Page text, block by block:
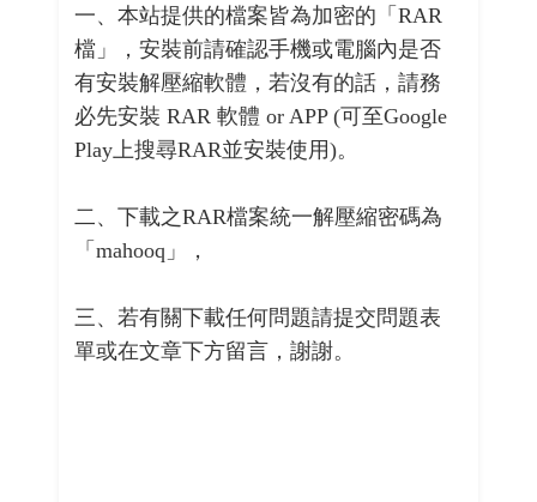
一、本站提供的檔案皆為加密的「RAR
檔」，安裝前請確認手機或電腦內是否
有安裝解壓縮軟體，若沒有的話，請務
必先安裝 RAR 軟體 or APP (可至Google
Play上搜尋RAR並安裝使用)。
二、下載之RAR檔案統一解壓縮密碼為
「mahooq」，
三、若有關下載任何問題請提交問題表
單或在文章下方留言，謝謝。